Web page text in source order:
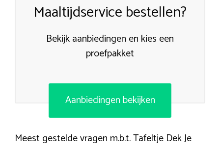
Maaltijdservice bestellen?
Bekijk aanbiedingen en kies een
proefpakket
Aanbiedingen bekijken
Meest gestelde vragen m.b.t. Tafeltje Dek Je